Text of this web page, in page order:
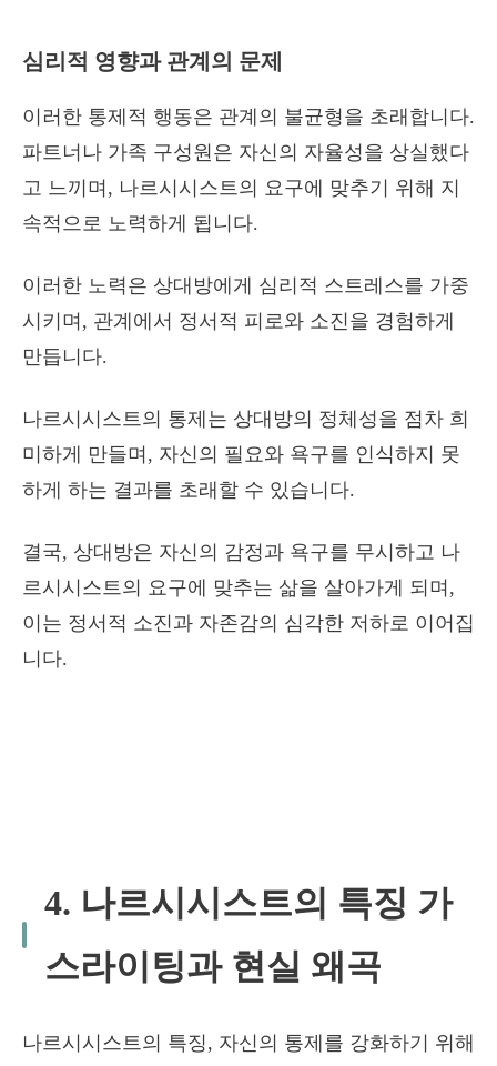
심리적 영향과 관계의 문제
이러한 통제적 행동은 관계의 불균형을 초래합니다.
파트너나 가족 구성원은 자신의 자율성을 상실했다
고 느끼며, 나르시시스트의 요구에 맞추기 위해 지
속적으로 노력하게 됩니다.
이러한 노력은 상대방에게 심리적 스트레스를 가중
시키며, 관계에서 정서적 피로와 소진을 경험하게
만듭니다.
나르시시스트의 통제는 상대방의 정체성을 점차 희
미하게 만들며, 자신의 필요와 욕구를 인식하지 못
하게 하는 결과를 초래할 수 있습니다.
결국, 상대방은 자신의 감정과 욕구를 무시하고 나
르시시스트의 요구에 맞추는 삶을 살아가게 되며,
이는 정서적 소진과 자존감의 심각한 저하로 이어집
니다.
4. 나르시시스트의 특징 가
스라이팅과 현실 왜곡
나르시시스트의 특징, 자신의 통제를 강화하기 위해